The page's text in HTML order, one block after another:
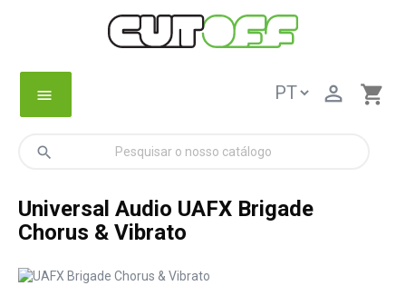
menu shopping_cart

search
Universal Audio UAFX Brigade
Chorus & Vibrato